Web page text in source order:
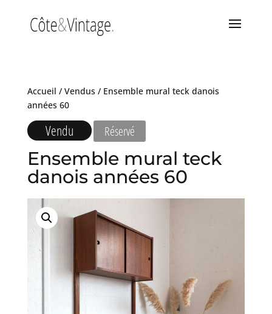
Accueil / Vendus/ Ensemble mural teck danois
années 60
Vendu Réservé
Ensemble mural teck
danois années 60